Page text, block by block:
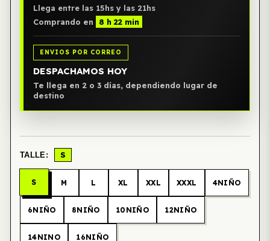
Llega entre las 15hs y las 21hs
Comprando en
8 h 22 min
ENVIOS POR CORREO
DESPACHAMOS HOY
Te llega en 2 o 3 días, dependiendo lugar de
destino
TALLE: S
S M L XL XXL XXXL 4NIÑO
6NIÑO 8NIÑO 10NIÑO 12NIÑO
14NINO 16NIÑO